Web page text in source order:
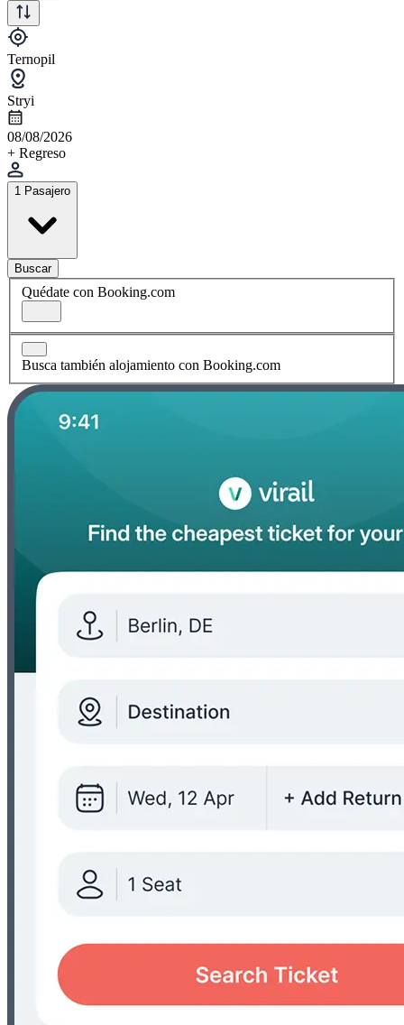
Ternopil
Stryi
08/08/2026
+ Regreso
1 Pasajero
Buscar
Quédate con Booking.com
Busca también alojamiento con Booking.com